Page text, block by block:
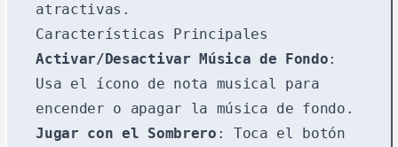
atractivas.
Características Principales
Activar/Desactivar Música de Fondo:
Usa el ícono de nota musical para
encender o apagar la música de fondo.
Jugar con el Sombrero : Toca el botón